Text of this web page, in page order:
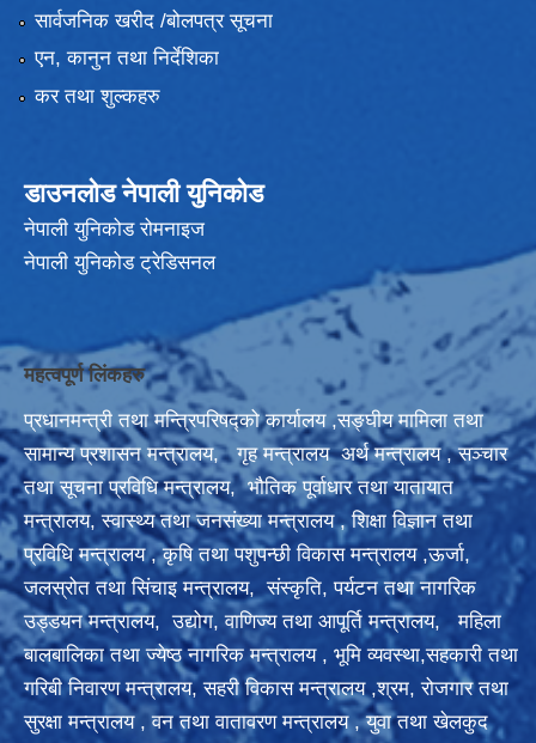
सार्वजनिक खरीद /बोलपत्र सूचना
एन, कानुन तथा निर्देशिका
कर तथा शुल्कहरु
डाउनलोड नेपाली युनिकोड
नेपाली युनिकोड रोमनाइज
नेपाली युनिकोड ट्रेडिसनल
महत्वपूर्ण लिंकहरु
प्रधानमन्त्री तथा मन्त्रिपरिषद्को कार्यालय,सङ्घीय मामिला तथा
सामान्य प्रशासन मन्त्रालय,
गृह मन्त्रालयअर्थ मन्त्रालय,सञ्‍चार
तथा सूचना प्रविधि मन्त्रालय, भौतिक पूर्वाधार तथा यातायात
मन्त्रालय, स्वास्थ्य तथा जनसंख्या मन्त्रालय,शिक्षा विज्ञान तथा
प्रविधि मन्त्रालय,कृषि तथा पशुपन्छी विकास मन्त्रालय ,ऊर्जा,
जलस्रोत तथा सिंचाइ मन्त्रालय,संस्कृति, पर्यटन तथा नागरिक
उड्डयन मन्त्रालय, उद्योग, वाणिज्य तथा आपूर्ति मन्त्रालय,महिला
बालबालिका तथा ज्येष्ठ नागरिक मन्त्रालय , भूमि व्यवस्था,सहकारी तथा
गरिबी निवारण मन्त्रालय, सहरी विकास मन्त्रालय,श्रम, रोजगार तथा
सुरक्षा मन्त्रालय , वन तथा वातावरण मन्त्रालय,युवा तथा खेलकुद